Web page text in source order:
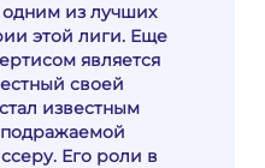
из лучших
этой лиги. Еще
является
своей
известным
Его роли в